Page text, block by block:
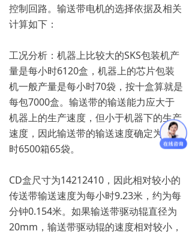
控制回路。输送带电机的选择依据及相关
计算如下：
工况分析：机器上比较大的SKS包装机产
量是每小时6120盒，机器上的芯片包装
机一般产量是每小时70袋，按十盒算就是
每包7000盒。输送带的输送能力应大于
机器上的生产速度，但小于机器下的生产
速度，因此输送带的输送速度确定为每小
时6500箱65袋。
CD盒尺寸为14212410，因此相对较小的
传送带输送速度为每小时9.23米，约为每
分钟0.154米。如果输送带驱动辊直径为
20mm，输送带驱动辊的速度相对较小，